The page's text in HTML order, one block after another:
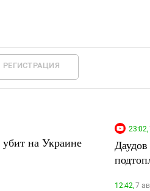
РЕГИСТРАЦИЯ
убит на Украине
23:02,
12:42,7